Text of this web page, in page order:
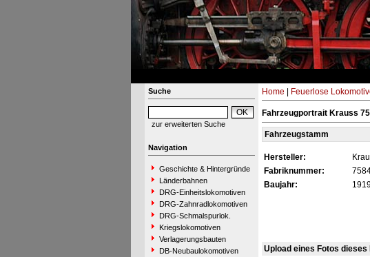
Suche
zur erweiterten Suche
Navigation
Geschichte & Hintergründe
Länderbahnen
DRG-Einheitslokomotiven
DRG-Zahnradlokomotiven
DRG-Schmalspurlok.
Kriegslokomotiven
Verlagerungsbauten
DB-Neubaulokomotiven
Home Feuerlose
Fahrzeugportrait Krauss
Fahrzeugstamm
Hersteller:
Fabriknummer:
Baujahr:
Upload eines Fotos dieses